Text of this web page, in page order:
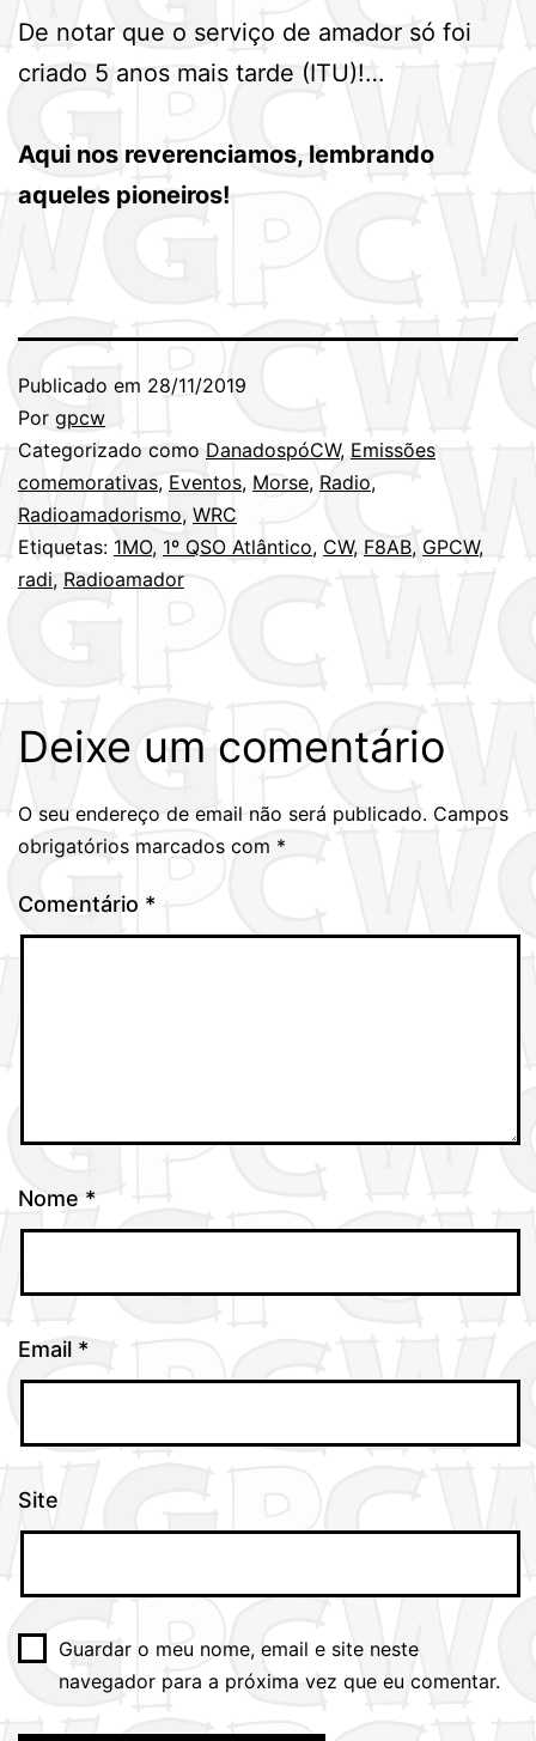
De notar que o serviço de amador só foi
criado 5 anos mais tarde (ITU)!…
Aqui nos reverenciamos, lembrando
aqueles pioneiros!
Publicado em 28/11/2019
Por gpcw
Categorizado como DanadospóCW, Emissões
comemorativas, Eventos, Morse, Radio,
Radioamadorismo, WRC
Etiquetas: 1MO, 1º QSO Atlântico, CW, F8AB, GPCW,
radi, Radioamador
Deixe um comentário
O seu endereço de email não será publicado. Campos
obrigatórios marcados com *
Comentário *
Nome *
Email *
Site
Guardar o meu nome, email e site neste
navegador para a próxima vez que eu comentar.